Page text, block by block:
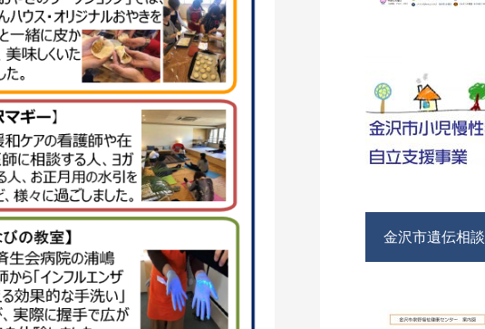
金沢市遺伝相談